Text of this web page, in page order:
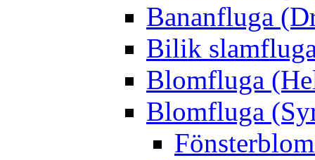
Bananfluga
Bilik
Blomfluga
Blomfluga